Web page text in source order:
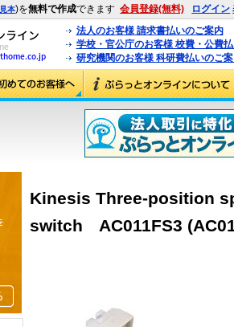
見本)を無料で作成できます 会員登録(無料) ログイン
法人のお客様 請求書払いのご案内
学校・官公庁のお客様 校費・公費
研究機関のお客様 科研費払いのご
Kinesis Three-position
switch AC011FS3